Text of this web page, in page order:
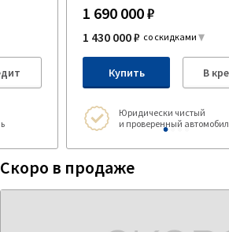
1 690 000 ₽
1 430 000 ₽ со скидками
Купить В
Юридически чистый
и проверенный
Скоро в продаже